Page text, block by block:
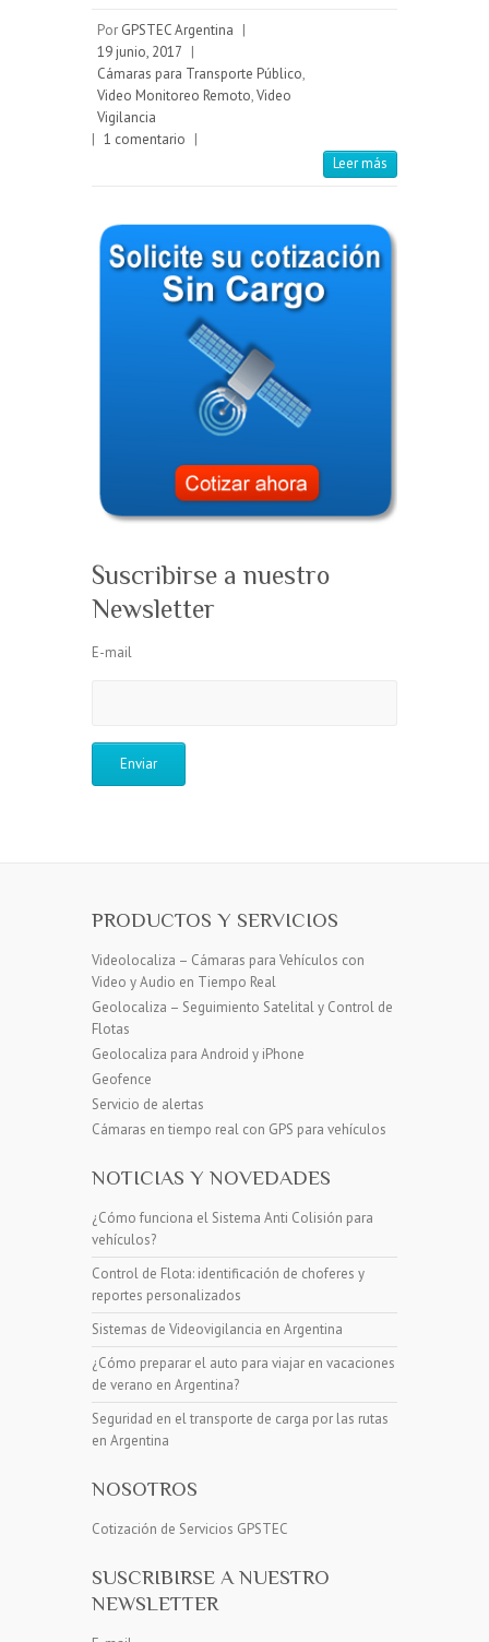
Por GPSTEC Argentina |
19 junio, 2017 |
Cámaras para Transporte Público,
Video Monitoreo Remoto,Video
Vigilancia
| 1 comentario |
Leer más
Suscribirse a nuestro
Newsletter
E-mail
PRODUCTOS Y SERVICIOS
Videolocaliza – Cámaras para Vehículos con
Video y Audio en Tiempo Real
Geolocaliza – Seguimiento Satelital y Control de
Flotas
Geolocaliza para Android y iPhone
Geofence
Servicio de alertas
Cámaras en tiempo real con GPS para vehículos
NOTICIAS Y NOVEDADES
¿Cómo funciona el Sistema Anti Colisión para
vehículos?
Control de Flota: identificación de choferes y
reportes personalizados
Sistemas de Videovigilancia en Argentina
¿Cómo preparar el auto para viajar en vacaciones
de verano en Argentina?
Seguridad en el transporte de carga por las rutas
en Argentina
NOSOTROS
Cotización de Servicios GPSTEC
SUSCRIBIRSE A NUESTRO
NEWSLETTER